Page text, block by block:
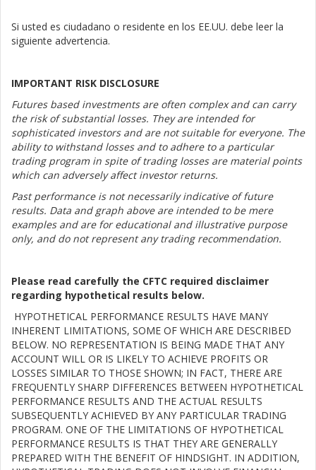
Si usted es ciudadano o residente en los EE.UU. debe leer la
siguiente advertencia.
IMPORTANT RISK DISCLOSURE
Futures based investments are often complex and can carry
the risk of substantial losses. They are intended for
sophisticated investors and are not suitable for everyone. The
ability to withstand losses and to adhere to a particular
trading program in spite of trading losses are material points
which can adversely affect investor returns.
Past performance is not necessarily indicative of future
results. Data and graph above are intended to be mere
examples and are for educational and illustrative purpose
only, and do not represent any trading recommendation.
Please read carefully the CFTC required disclaimer
regarding hypothetical results below.
HYPOTHETICAL PERFORMANCE RESULTS HAVE MANY
INHERENT LIMITATIONS, SOME OF WHICH ARE DESCRIBED
BELOW. NO REPRESENTATION IS BEING MADE THAT ANY
ACCOUNT WILL OR IS LIKELY TO ACHIEVE PROFITS OR
LOSSES SIMILAR TO THOSE SHOWN; IN FACT, THERE ARE
FREQUENTLY SHARP DIFFERENCES BETWEEN HYPOTHETICAL
PERFORMANCE RESULTS AND THE ACTUAL RESULTS
SUBSEQUENTLY ACHIEVED BY ANY PARTICULAR TRADING
PROGRAM. ONE OF THE LIMITATIONS OF HYPOTHETICAL
PERFORMANCE RESULTS IS THAT THEY ARE GENERALLY
PREPARED WITH THE BENEFIT OF HINDSIGHT. IN ADDITION,